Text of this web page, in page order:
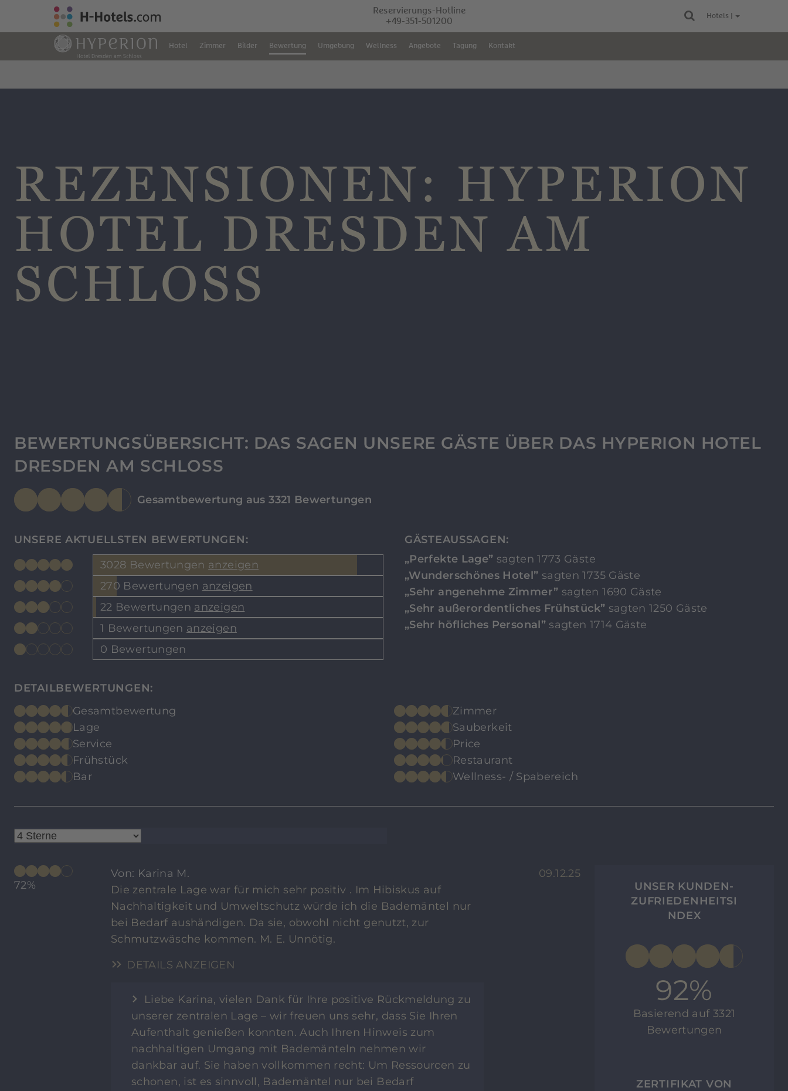
Reservierungs-Hotline
+49-351-501200
Hotels |
Hotel Zimmer Bilder Bewertung Umgebung Wellness Angebote Tagung Kontakt
REZENSIONEN: HYPERION
HOTEL DRESDEN AM
SCHLOSS
BEWERTUNGSÜBERSICHT: DAS SAGEN UNSERE GÄSTE ÜBER DAS HYPERION HOTEL
DRESDEN AM SCHLOSS
Gesamtbewertung aus 3321 Bewertungen
UNSERE AKTUELLSTEN BEWERTUNGEN:
3028 Bewertungen anzeigen
270 Bewertungen anzeigen
22 Bewertungen anzeigen
1 Bewertungen anzeigen
0 Bewertungen
GÄSTEAUSSAGEN:
„Perfekte Lage” sagten 1773 Gäste
„Wunderschönes Hotel” sagten 1735 Gäste
„Sehr angenehme Zimmer” sagten 1690 Gäste
„Sehr außerordentliches Frühstück” sagten 1250 Gäste
„Sehr höfliches Personal” sagten 1714 Gäste
DETAILBEWERTUNGEN:
Gesamtbewertung
Zimmer
Lage
Sauberkeit
Service
Price
Frühstück
Restaurant
Bar
Wellness- / Spabereich
72%
Von: Karina M.
Die zentrale Lage war für mich sehr positiv . Im Hibiskus auf
Nachhaltigkeit und Umweltschutz würde ich die Bademäntel nur
bei Bedarf aushändigen. Da sie, obwohl nicht genutzt, zur
Schmutzwäsche kommen. M. E. Unnötig.
DETAILS ANZEIGEN
Liebe Karina, vielen Dank für Ihre positive Rückmeldung zu
unserer zentralen Lage – wir freuen uns sehr, dass Sie Ihren
Aufenthalt genießen konnten. Auch Ihren Hinweis zum
nachhaltigen Umgang mit Bademänteln nehmen wir
dankbar auf. Sie haben vollkommen recht: Um Ressourcen zu
schonen, ist es sinnvoll, Bademäntel nur bei Bedarf
09.12.25
UNSER KUNDEN-
ZUFRIEDENHEITSI
NDEX
92%
Basierend auf 3321
Bewertungen
ZERTIFIKAT VON